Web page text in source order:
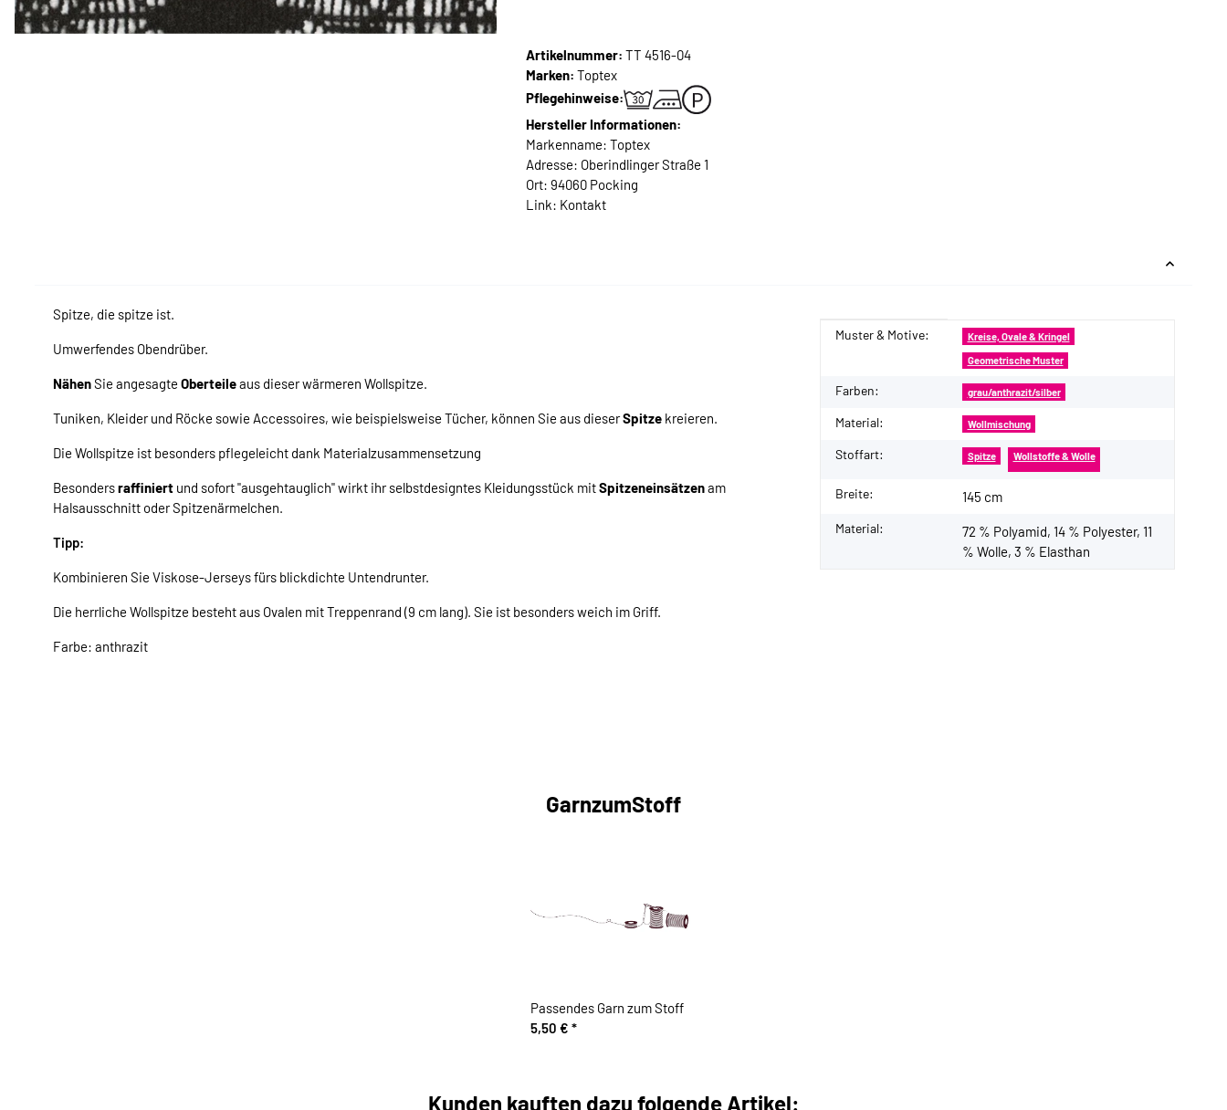
Artikelnummer: TT 4516-04
Marken: Toptex
Pflegehinweise:
Hersteller Informationen:
Markenname: Toptex
Adresse: Oberindlinger Straße 1
Ort: 94060 Pocking
Link: Kontakt
Spitze, die spitze ist.
Umwerfendes Obendrüber.
NähenSie angesagte Oberteileaus dieser wärmeren Wollspitze.
Tuniken, Kleider und Röcke sowie Accessoires, wie beispielsweise Tücher, können Sie aus dieserSpitze kreieren.
Die Wollspitze ist besonders pflegeleicht dank Materialzusammensetzung
Besondersraffiniert und sofort "ausgehtauglich" wirkt ihr selbstdesigntes Kleidungsstück mitSpitzeneinsätzenam
Halsausschnitt oder Spitzenärmelchen.
Tipp:
Kombinieren Sie Viskose-Jerseys fürs blickdichte Untendrunter.
Die herrliche Wollspitze besteht aus Ovalen mit Treppenrand (9 cm lang). Sie ist besonders weich im Griff.
Farbe: anthrazit
Produkteigenschaft
Wert
Muster & Motive: Kreise, Ovale & Kringel
Geometrische Muster
Farben: grau/anthrazit/silber
Material: Wollmischung
Stoffart: Spitze Wollstoffe & Wolle
Breite: 145 cm
Material:
72 % Polyamid, 14 % Polyester, 11
% Wolle, 3 % Elasthan
GarnzumStoff
Passendes Garn zum Stoff
5,50 € *
Kunden kauften dazu folgende Artikel: